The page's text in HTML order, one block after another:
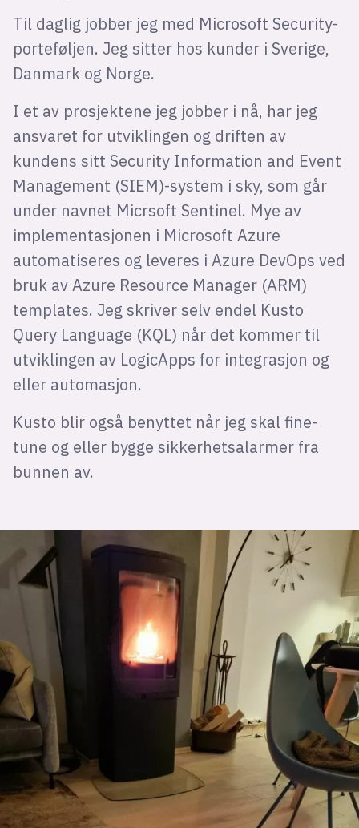
Til daglig jobber jeg med Microsoft Security-
porteføljen. Jeg sitter hos kunder i Sverige,
Danmark og Norge.
I et av prosjektene jeg jobber i nå, har jeg
ansvaret for utviklingen og driften av
kundens sitt Security Information and Event
Management (SIEM)-system i sky, som går
under navnet Micrsoft Sentinel. Mye av
implementasjonen i Microsoft Azure
automatiseres og leveres i Azure DevOps ved
bruk av Azure Resource Manager (ARM)
templates. Jeg skriver selv endel Kusto
Query Language (KQL) når det kommer til
utviklingen av LogicApps for integrasjon og
eller automasjon.
Kusto blir også benyttet når jeg skal fine-
tune og eller bygge sikkerhetsalarmer fra
bunnen av.